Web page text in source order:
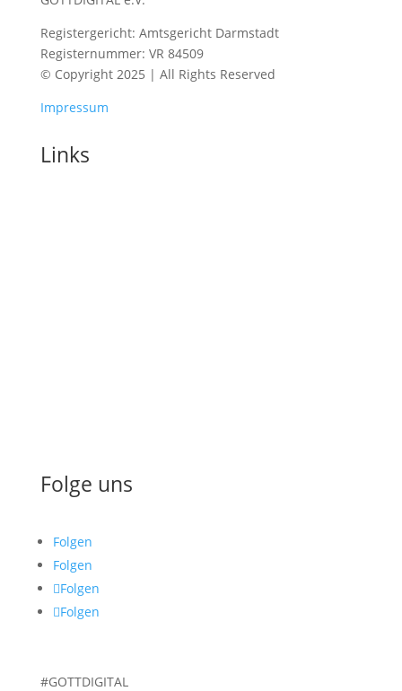
Registergericht: Amtsgericht Darmstadt
Registernummer: VR 84509
© Copyright 2025 | All Rights Reserved
Impressum
Links
Folge uns
Folgen
Folgen
Folgen
Folgen
#GOTTDIGITAL